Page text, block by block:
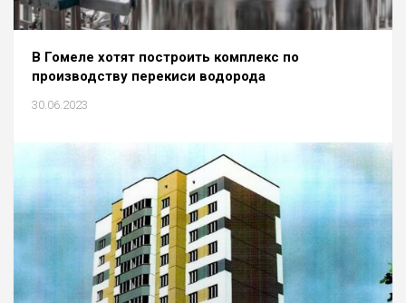
В Гомеле хотят построить комплекс по
производству перекиси водорода
30.06.2023